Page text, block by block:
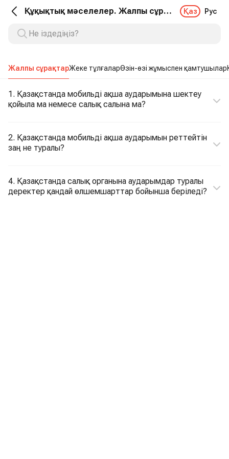
Құқықтық мәселелер. Жалпы сұрақтар Қаз Рус
Жалпы сұрақтарЖеке тұлғаларӨзін-өзі жұмыспен қамтушылар
1. Қазақстанда мобильді ақша аударымына шектеу
қойыла ма немесе салық салына ма?
2. Қазақстанда мобильді ақша аударымын реттейтін
заң не туралы?
4. Қазақстанда салық органына аударымдар туралы
деректер қандай өлшемшарттар бойынша беріледі?